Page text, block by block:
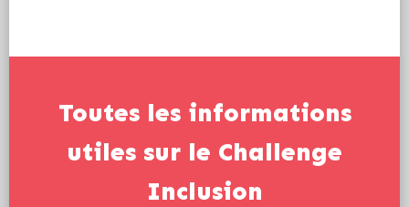
Toutes les informations
utiles sur le Challenge
Inclusion